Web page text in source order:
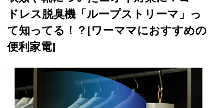
ドレス脱臭機「ループストリーマ」っ
て知ってる！？[ワーママにおすすめの
便利家電]